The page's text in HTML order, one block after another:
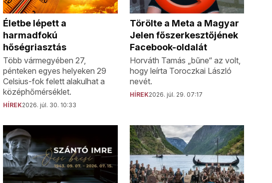
Életbe lépett a
harmadfokú
hőségriasztás
Több vármegyében 27,
pénteken egyes helyeken 29
Celsius-fok felett alakulhat a
középhőmérséklet.
HÍREK2026. júl. 30. 10:33
Törölte a Meta a Magyar
Jelen főszerkesztőjének
Facebook-oldalát
Horváth Tamás „bűne“ az volt,
hogy leírta Toroczkai László
nevét.
HÍREK2026. júl. 29. 07:17